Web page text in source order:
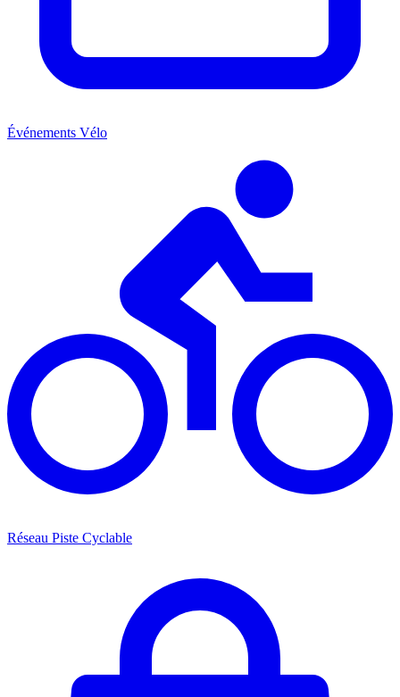
Événements Vélo
Réseau Piste Cyclable